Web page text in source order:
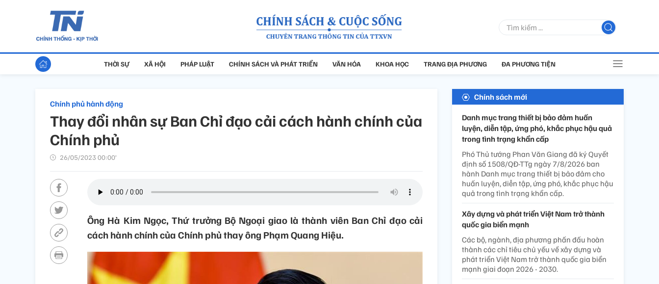
THỜI SỰ XÃ HỘI PHÁP LUẬT CHÍNH SÁCH VÀ PHÁT TRIỂN VĂN HÓA KHOA HỌC TRANG ĐỊA PHƯƠNG ĐA PHƯƠNG TIỆN
Chính phủ hành động
Thay đổi nhân sự Ban Chỉ đạo cải cách hành chính của
Chính phủ
26/05/2023 00:00’
Ông Hà Kim Ngọc, Thứ trưởng Bộ Ngoại giao là thành viên Ban Chỉ đạo cải
cách hành chính của Chính phủ thay ông Phạm Quang Hiệu.
Chính sách mới
Danh mục trang thiết bị bảo đảm huấn
luyện, diễn tập, ứng phó, khắc phục hậu quả
trong tình trạng khẩn cấp
Phó Thủ tướng Phan Văn Giang đã ký Quyết
định số 1508/QĐ-TTg ngày 7/8/2026 ban
hành Danh mục trang thiết bị bảo đảm cho
huấn luyện, diễn tập, ứng phó, khắc phục hậu
quả trong tình trạng khẩn cấp.
Xây dựng và phát triển Việt Nam trở thành
quốc gia biển mạnh
Các bộ, ngành, địa phương phấn đấu hoàn
thành các chỉ tiêu chủ yếu về xây dựng và
phát triển Việt Nam trở thành quốc gia biển
mạnh giai đoạn 2026 - 2030.